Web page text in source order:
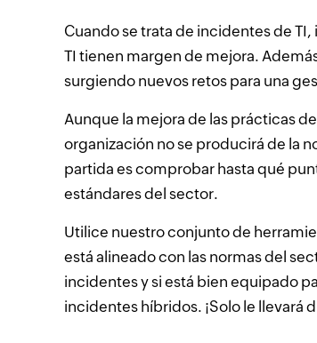
Cuando se trata de incidentes de
TI tienen margen de mejora.
surgiendo nuevos retos para una
Aunque la mejora de las prácticas
organización no se producirá de la
partida es comprobar hasta qué
estándares del sector.
Utilice nuestro conjunto de
está alineado con las normas del
incidentes y si está bien equipado
incidentes híbridos. ¡Solo le llevará